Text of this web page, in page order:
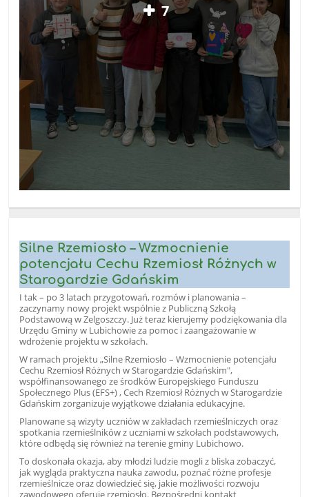
7
Silne Rzemiosło – Wzmocnienie
potencjału Cechu Rzemiosł Różnych w
Starogardzie Gdańskim
I tak – po 3 latach przygotowań, rozmów i planowania –
zaczynamy nowy projekt wspólnie z Publiczną Szkołą
Podstawową w Zelgoszczy. Już teraz kierujemy podziękowania dla
Urzędu Gminy w Lubichowie za pomoc i zaangażowanie w
wdrożenie projektu w szkołach.
W ramach projektu „Silne Rzemiosło – Wzmocnienie potencjału
Cechu Rzemiosł Różnych w Starogardzie Gdańskim",
współfinansowanego ze środków Europejskiego Funduszu
Społecznego Plus (EFS+) , Cech Rzemiosł Różnych w Starogardzie
Gdańskim zorganizuje wyjątkowe działania edukacyjne.
Planowane są wizyty uczniów w zakładach rzemieślniczych oraz
spotkania rzemieślników z uczniami w szkołach podstawowych,
które odbędą się również na terenie gminy Lubichowo.
To doskonała okazja, aby młodzi ludzie mogli z bliska zobaczyć,
jak wygląda praktyczna nauka zawodu, poznać różne profesje
rzemieślnicze oraz dowiedzieć się, jakie możliwości rozwoju